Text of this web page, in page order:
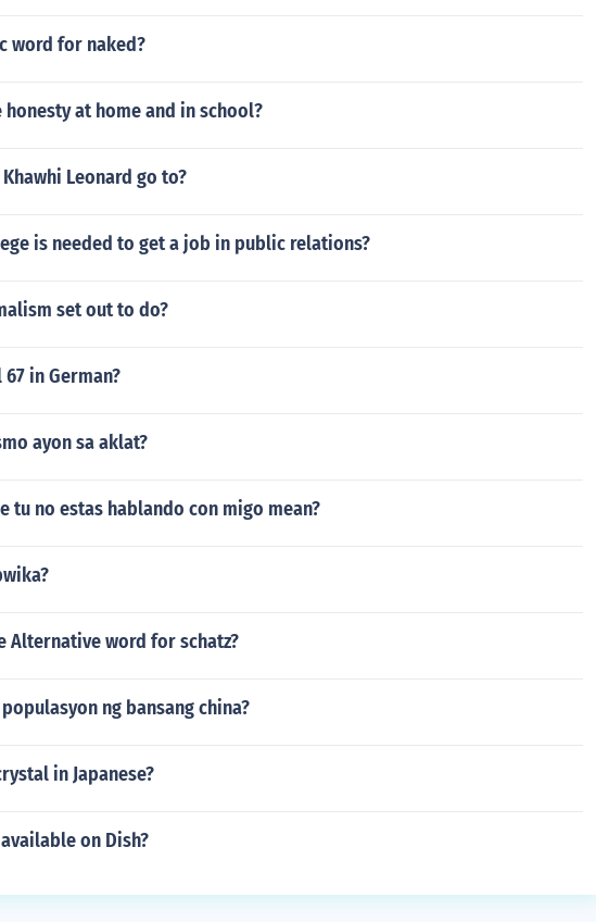
word for naked?
at home and in school?
Leonard go to?
is needed to get a job in public relations?
set out to do?
in German?
ayon sa aklat?
tu no estas hablando con migo mean?
Alternative word for schatz?
ng bansang china?
in Japanese?
on Dish?